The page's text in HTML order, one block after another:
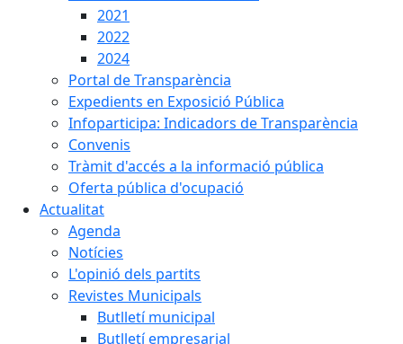
2021
2022
2024
Portal de Transparència
Expedients en Exposició Pública
Infoparticipa: Indicadors de Transparència
Convenis
Tràmit d'accés a la informació pública
Oferta pública d'ocupació
Actualitat
Agenda
Notícies
L'opinió dels partits
Revistes Municipals
Butlletí municipal
Butlletí empresarial